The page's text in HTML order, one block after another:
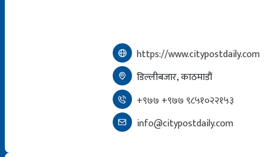
https://www.citypostdaily.com
डिल्लीबजार, काठमाडौं
+९७७ +९७७ ९८५१०२२१५३
info@citypostdaily.com